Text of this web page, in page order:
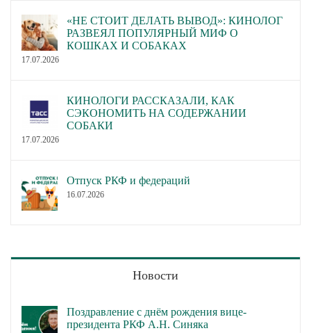
«НЕ СТОИТ ДЕЛАТЬ ВЫВОД»: КИНОЛОГ
РАЗВЕЯЛ ПОПУЛЯРНЫЙ МИФ О
КОШКАХ И СОБАКАХ
17.07.2026
КИНОЛОГИ РАССКАЗАЛИ, КАК
СЭКОНОМИТЬ НА СОДЕРЖАНИИ
СОБАКИ
17.07.2026
Отпуск РКФ и федераций
16.07.2026
Новости
Поздравление с днём рождения вице-
президента РКФ А.Н. Синяка